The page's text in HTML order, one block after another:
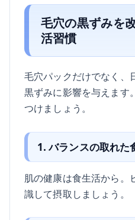
毛穴の黒ずみを
活習慣
毛穴パックだけでなく、
黒ずみに影響を与えます
つけましょう。
1. バランスの取れた
肌の健康は食生活から。
識して摂取しましょう。